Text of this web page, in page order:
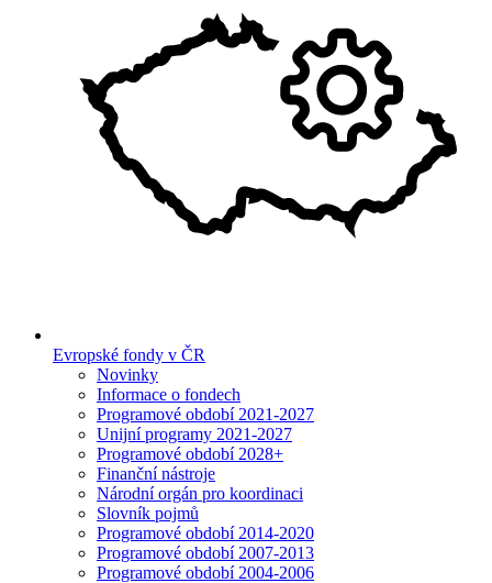
Evropské fondy v ČR
Novinky
Informace o fondech
Programové období 2021-2027
Unijní programy 2021-2027
Programové období 2028+
Finanční nástroje
Národní orgán pro koordinaci
Slovník pojmů
Programové období 2014-2020
Programové období 2007-2013
Programové období 2004-2006